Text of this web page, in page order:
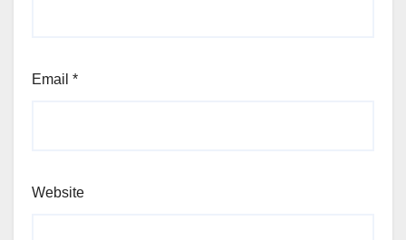
Email *
Website